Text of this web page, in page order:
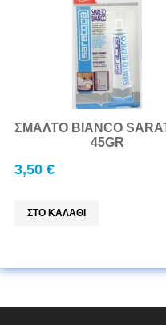
ΣΜΑΛΤΟ BIANCO
45GR
3,50 €